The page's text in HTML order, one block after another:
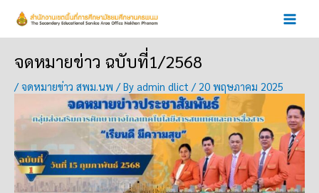
content
จดหมายข่าว ฉบับที่1/2568
/จดหมายข่าว สพม.นพ / By admin dlict / 20 พฤษภาคม 2025